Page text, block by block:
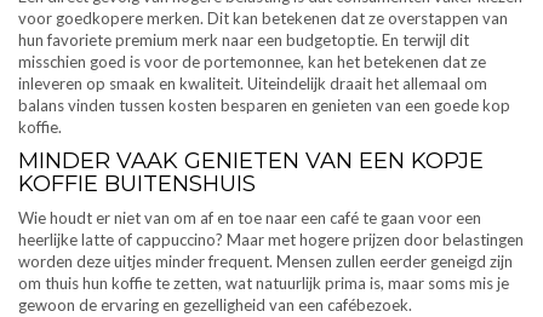
voor goedkopere merken. Dit kan betekenen dat ze overstappen van
hun favoriete premium merk naar een budgetoptie. En terwijl dit
misschien goed is voor de portemonnee, kan het betekenen dat ze
inleveren op smaak en kwaliteit. Uiteindelijk draait het allemaal om
balans vinden tussen kosten besparen en genieten van een goede kop
koffie.
MINDER VAAK GENIETEN VAN EEN KOPJE
KOFFIE BUITENSHUIS
Wie houdt er niet van om af en toe naar een café te gaan voor een
heerlijke latte of cappuccino? Maar met hogere prijzen door belastingen
worden deze uitjes minder frequent. Mensen zullen eerder geneigd zijn
om thuis hun koffie te zetten, wat natuurlijk prima is, maar soms mis je
gewoon de ervaring en gezelligheid van een cafébezoek.